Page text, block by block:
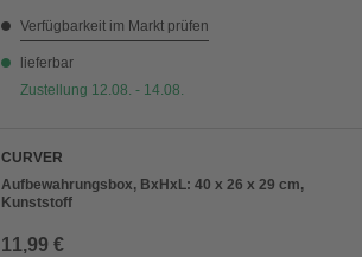
Verfügbarkeit im Markt prüfen
lieferbar
Zustellung 12.08. - 14.08.
CURVER
Aufbewahrungsbox, BxHxL: 40 x 26 x 29 cm,
Kunststoff
11,99 €